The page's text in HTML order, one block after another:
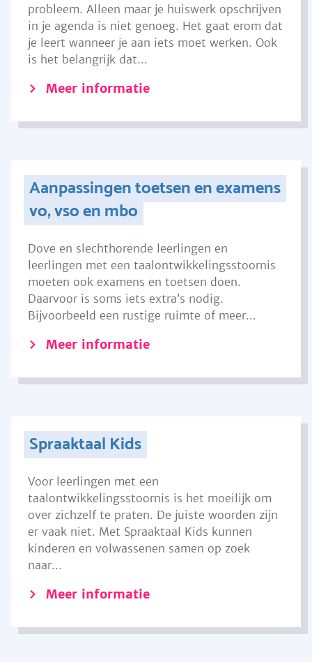
probleem. Alleen maar je huiswerk opschrijven
in je agenda is niet genoeg. Het gaat erom dat
je leert wanneer je aan iets moet werken. Ook
is het belangrijk dat...
Meer informatie
Aanpassingen toetsen en examens
vo, vso en mbo
Dove en slechthorende leerlingen en
leerlingen met een taalontwikkelingsstoornis
moeten ook examens en toetsen doen.
Daarvoor is soms iets extra’s nodig.
Bijvoorbeeld een rustige ruimte of meer...
Meer informatie
Spraaktaal Kids
Voor leerlingen met een
taalontwikkelingsstoornis is het moeilijk om
over zichzelf te praten. De juiste woorden zijn
er vaak niet. Met Spraaktaal Kids kunnen
kinderen en volwassenen samen op zoek
naar...
Meer informatie